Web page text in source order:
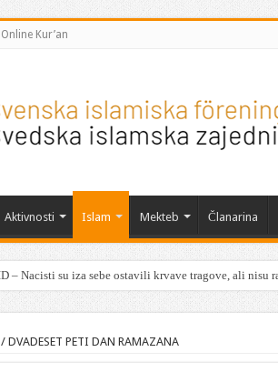
Online Kur’an
Aktivnosti Islam Mekteb Članarina
– Nacisti su iza sebe ostavili krvave tragove, ali
/ DVADESET PETI DAN RAMAZANA